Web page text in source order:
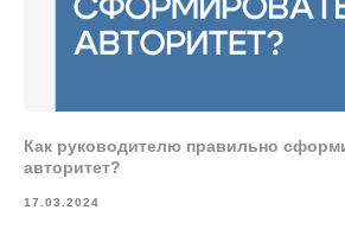
Как руководителю правильно
авторитет?
17.03.2024